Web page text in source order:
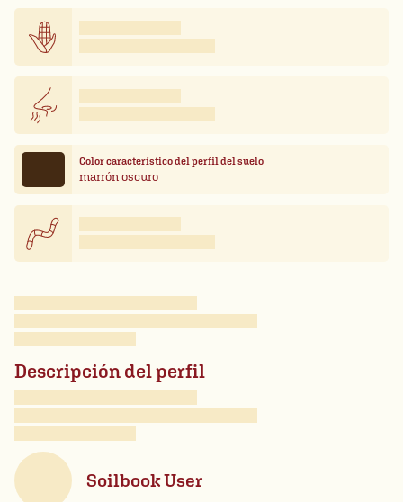
Color característico del perfil del suelo
marrón oscuro
Descripción del perfil
Soilbook User